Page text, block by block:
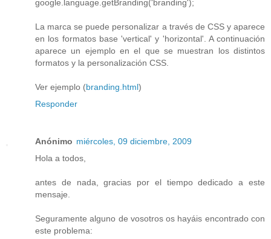
google.language.getBranding('branding');
La marca se puede personalizar a través de CSS y aparece
en los formatos base 'vertical' y 'horizontal'. A continuación
aparece un ejemplo en el que se muestran los distintos
formatos y la personalización CSS.
Ver ejemplo (branding.html)
Responder
Anónimo miércoles, 09 diciembre, 2009
Hola a todos,
antes de nada, gracias por el tiempo dedicado a este
mensaje.
Seguramente alguno de vosotros os hayáis encontrado con
este problema: